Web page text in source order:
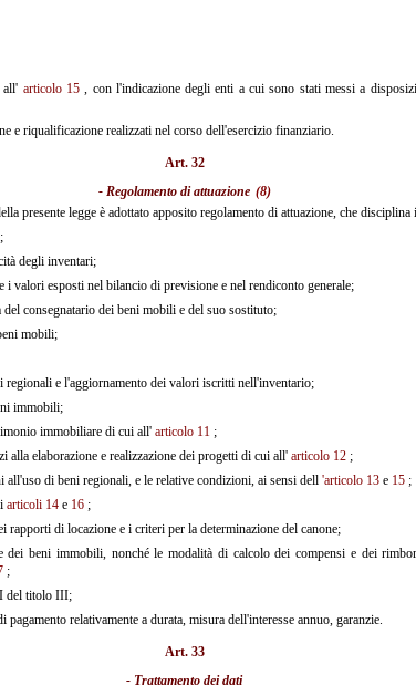
all' articolo 15, con l'indicazione degli enti a cui sono stati messi a
e riqualificazione realizzati nel corso dell'esercizio finanziario.
Art. 32
- Regolamento di attuazione (8)
presente legge è adottato apposito regolamento di attuazione, che disciplina
degli inventari;
valori esposti nel bilancio di previsione e nel rendiconto generale;
consegnatario dei beni mobili e del suo sostituto;
mobili;
e l'aggiornamento dei valori iscritti nell'inventario;
immobili;
immobiliare di cui all' articolo 11 ;
alla elaborazione e realizzazione dei progetti di cui all' articolo 12 ;
all'uso di beni regionali, e le relative condizioni, ai sensi dell 'articolo 13 e 15 ;
articoli 14 e 16 ;
rapporti di locazione e i criteri per la determinazione del canone;
dei beni immobili, nonché le modalità di calcolo dei compensi e dei
;
del titolo III;
relativamente a durata, misura dell'interesse annuo, garanzie.
Art. 33
- Trattamento dei dati